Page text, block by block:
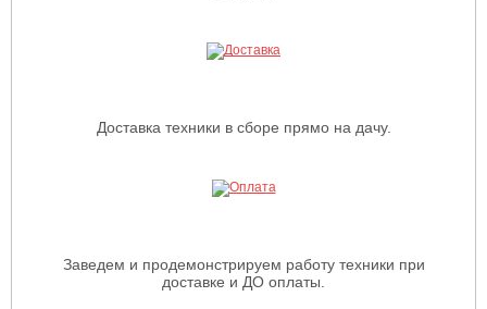
Доставка техники в сборе прямо на дачу.
Заведем и продемонстрируем работу техники при
доставке и ДО оплаты.